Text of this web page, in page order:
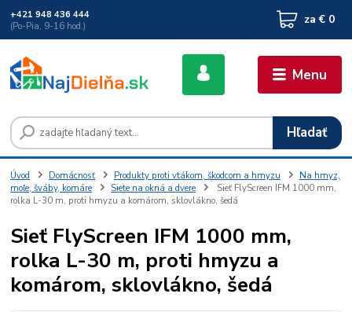
Menu
Hľadať
+421 948 436 444
(Po-Pia, 9-16 hod.)
za € 0
Úvod Domácnosť Produkty proti vtákom, škodcom a hmyzu
Na hmyz,
moľe, šváby, komáre
Siete na okná a dvere
Sieť FlyScreen IFM 1000 mm,
rolka L-30 m, proti hmyzu a komárom, sklovlákno, šedá
Sieť FlyScreen IFM 1000 mm,
rolka L-30 m, proti hmyzu a
komárom, sklovlákno, šedá